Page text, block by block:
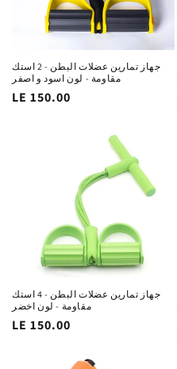
جهاز تمارين عضلات البطن - 2 استك
مقاومة - لون اسود و اصفر
السغر
LE 150.00
جهاز تمارين عضلات البطن - 4 استك
مقاومة - لون اخضر
السغر
LE 150.00